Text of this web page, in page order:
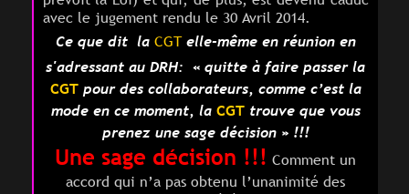
avec le jugement rendu le 30 Avril 2014.
Ce que dit la CGT elle-même en réunion en
s'adressant au DRH: « quitte à faire passer la
CGTpour des collaborateurs, comme c’est la
mode en ce moment, la CGTtrouve que vous
prenez une sage décision » !!!
Une sage décision !!! Comment un
accord qui n’a pas obtenu l’unanimité des